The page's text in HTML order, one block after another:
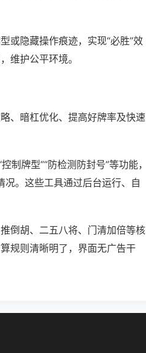
或隐藏操作痕迹，实现“必胜”效
维护公平环境。
、暗杠优化、提高好牌率及快速
制牌型”“防检测防封号”等功能，
况。这些工具通过后台运行、自
倒胡、二五八将、门清加倍等核
规则清晰明了，界面无广告干